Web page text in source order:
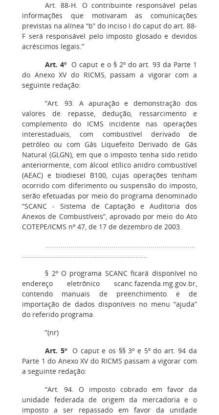
Art. 88-H. O contribuinte responsável pelas
informações que motivaram as comunicações
previstas na alínea “b” do inciso I do caput do art. 88-
F será responsável pelo imposto glosado e devidos
acréscimos legais.”
Art. 4º O caput e o § 2º do art. 93 da Parte 1
do Anexo XV do RICMS, passam a vigorar com a
seguinte redação:
“Art. 93. A apuração e demonstração dos
valores de repasse, dedução, ressarcimento e
complemento do ICMS incidente nas operações
interestaduais, com combustível derivado de
petróleo ou com Gás Liquefeito Derivado de Gás
Natural (GLGN), em que o imposto tenha sido retido
anteriormente, com álcool etílico anidro combustível
(AEAC) e biodiesel B100, cujas operações tenham
ocorrido com diferimento ou suspensão do imposto,
serão efetuadas por meio do programa denominado
“SCANC - Sistema de Captação e Auditoria dos
Anexos de Combustíveis”, aprovado por meio do Ato
COTEPE/ICMS nº 47, de 17 de dezembro de 2003.
.............................................................................
................................................................
§ 2º O programa SCANC ficará disponível no
endereço eletrônico scanc.fazenda.mg.gov.br,
contendo manuais de preenchimento e de
importação de dados disponíveis no menu “ajuda”
do referido programa.
”(nr)
Art. 5ºO caput e os §§ 3º e 5º do art. 94 da
Parte 1 do Anexo XV do RICMS passam a vigorar com
a seguinte redação:
“Art. 94. O imposto cobrado em favor da
unidade federada de origem da mercadoria e o
imposto a ser repassado em favor da unidade